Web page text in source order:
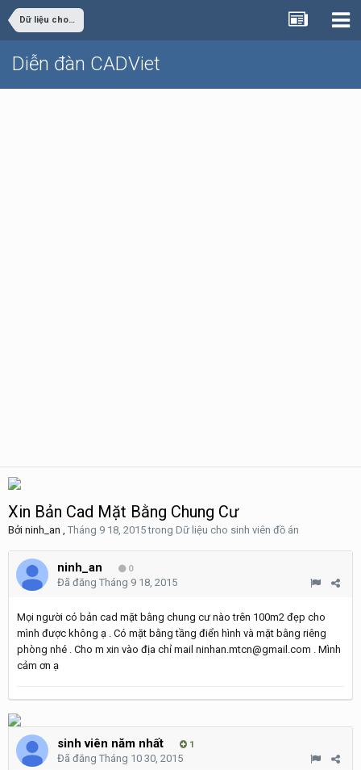
Dữ liệu cho sinh viên đồ án
Diễn đàn CADViet
Xin Bản Cad Mặt Bằng Chung Cư
Bởi ninh_an , Tháng 9 18, 2015trong Dữ liệu cho sinh viên đồ án
ninh_an 0
Đã đăng Tháng 9 18, 2015
Mọi người có bản cad mặt bằng chung cư nào trên 100m2 đẹp cho
mình được không ạ . Có mặt bằng tầng điển hình và mặt bằng riêng
phòng nhé . Cho m xin vào địa chỉ mail ninhan.mtcn@gmail.com . Mình
cảm ơn ạ
sinh viên năm nhất 1
Đã đăng Tháng 10 30, 2015